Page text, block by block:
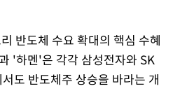
반도체 수요 확대의 핵심 수혜
'하멘'은 각각 삼성전자와 SK
도 반도체주 상승을 바라는 개